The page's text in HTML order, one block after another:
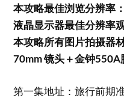
本攻略最佳浏览分辨率
液晶显示器最佳分辨率
本攻略所有图片拍摄器
70mm 镜头＋金钟
第一集地址：旅行前期